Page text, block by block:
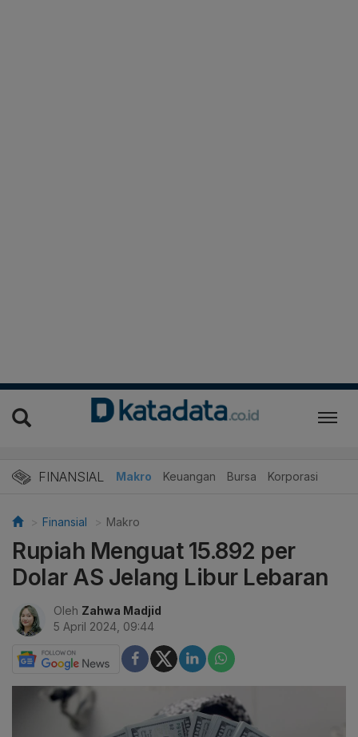
FINANSIAL Makro Keuangan Bursa Korporasi
Finansial Makro
Rupiah Menguat 15.892 per
Dolar AS Jelang Libur Lebaran
Oleh Zahwa Madjid
5 April 2024, 09:44